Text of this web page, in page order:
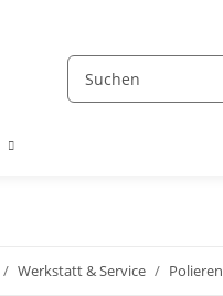
Werkstatt & Service Polieren